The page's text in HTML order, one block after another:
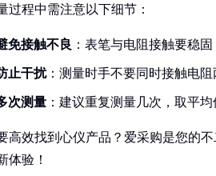
过程中需注意以下细节：
免接触不良 ：表笔与电阻接触要稳
止干扰：测量时手不要同时接触电阻
次测量 ：建议重复测量几次，取平均
高效找到心仪产品？爱采购是您的
体验！